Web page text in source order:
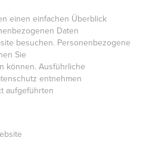
einen einfachen Überblick
Daten
besuchen. Personenbezogene
Sie
können. Ausführliche
entnehmen
aufgeführten